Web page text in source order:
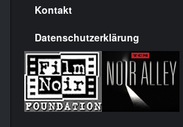
Kontakt
Datenschutzerklärung